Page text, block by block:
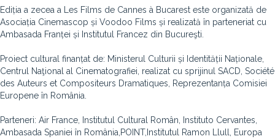
Ediția a zecea a Les Films de Cannes à Bucarest este organizată de
Asociația Cinemascop și Voodoo Films și realizată în parteneriat cu
Ambasada Franței și Institutul Francez din Bucureşti.
Proiect cultural finanțat de: Ministerul Culturii și Identității Naționale,
Centrul Naţional al Cinematografiei, realizat cu sprijinul SACD, Société
des Auteurs et Compositeurs Dramatiques, Reprezentanța Comisiei
Europene în România.
Parteneri: Air France, Institutul Cultural Român, Instituto Cervantes,
Ambasada Spaniei în România,POINT,Institutul Ramon Llull, Europa